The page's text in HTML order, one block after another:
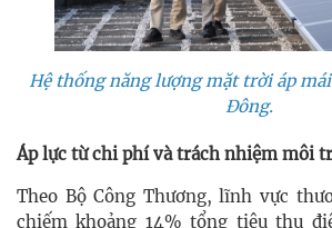
Hệ thống năng lượng mặt trời áp
Đông.
Áp lực từ chi phí và trách nhiệm môi
Theo Bộ Công Thương, lĩnh vực
chiếm khoảng 14% tổng tiêu thụ